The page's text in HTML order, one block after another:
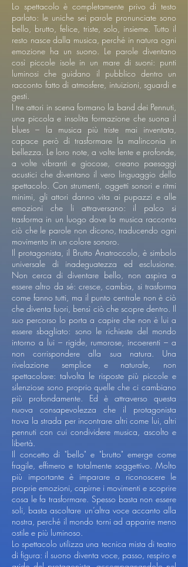
Lo spettacolo è completamente privo di testo
parlato: le uniche sei parole pronunciate sono
bello, brutto, felice, triste, solo, insieme. Tutto il
resto nasce dalla musica, perché in natura ogni
emozione ha un suono. Le parole diventano
così piccole isole in un mare di suoni: punti
luminosi che guidano il pubblico dentro un
racconto fatto di atmosfere, intuizioni, sguardi e
gesti.
I tre attori in scena formano la band dei Pennuti,
una piccola e insolita formazione che suona il
blues – la musica più triste mai inventata,
capace però di trasformare la malinconia in
bellezza. Le loro note, a volte lente e profonde,
a volte vibranti e giocose, creano paesaggi
acustici che diventano il vero linguaggio dello
spettacolo. Con strumenti, oggetti sonori e ritmi
minimi, gli attori danno vita ai pupazzi e alle
emozioni che li attraversano: il palco si
trasforma in un luogo dove la musica racconta
ciò che le parole non dicono, traducendo ogni
movimento in un colore sonoro.
Il protagonista, il Brutto Anatroccolo, è simbolo
universale di inadeguatezza ed esclusione.
Non cerca di diventare bello, non aspira a
essere altro da sé: cresce, cambia, si trasforma
come fanno tutti, ma il punto centrale non è ciò
che diventa fuori, bensì ciò che scopre dentro. Il
suo percorso lo porta a capire che non è lui a
essere sbagliato: sono le richieste del mondo
intorno a lui – rigide, rumorose, incoerenti – a
non corrispondere alla sua natura. Una
rivelazione semplice e naturale, non
spettacolare: talvolta le risposte più piccole e
silenziose sono proprio quelle che ci cambiano
più profondamente. Ed è attraverso questa
nuova consapevolezza che il protagonista
trova la strada per incontrare altri come lui, altri
pennuti con cui condividere musica, ascolto e
libertà.
Il concetto di "bello" e "brutto" emerge come
fragile, effimero e totalmente soggettivo. Molto
più importante è imparare a riconoscere le
proprie emozioni, capirne i movimenti e scoprire
cosa le fa trasformare. Spesso basta non essere
soli, basta ascoltare un’altra voce accanto alla
nostra, perché il mondo torni ad apparire meno
ostile e più luminoso.
Lo spettacolo utilizza una tecnica mista di teatro
di figura: il suono diventa voce, passo, respiro e